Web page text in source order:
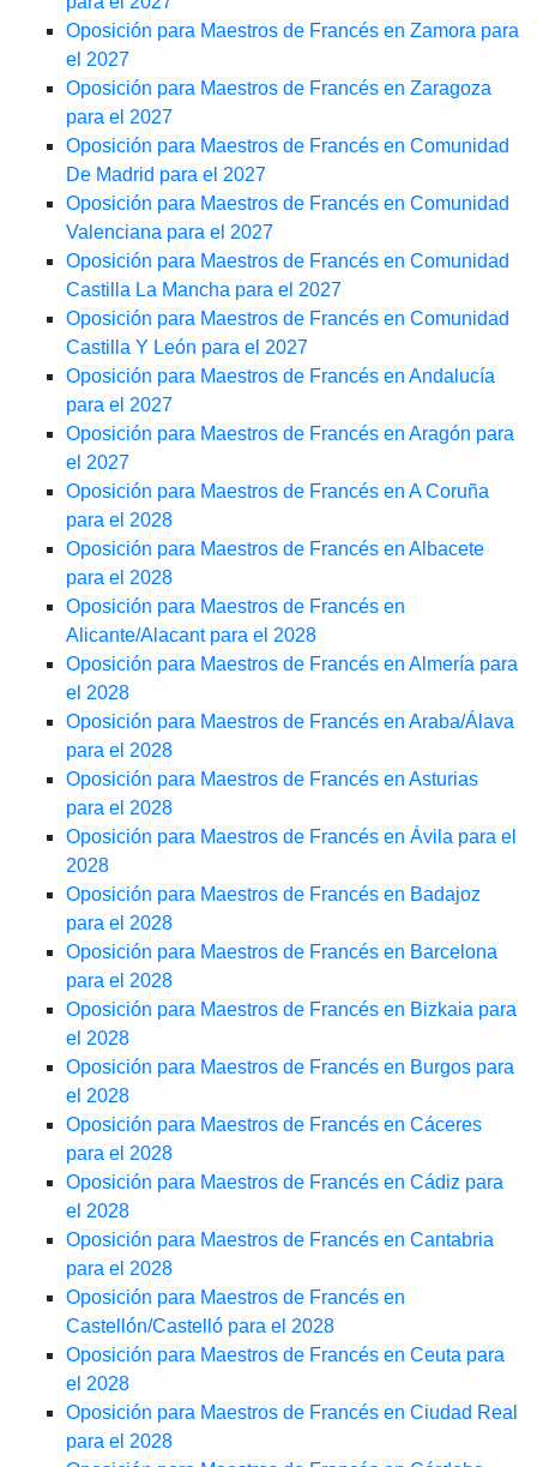
Oposición para Maestros de Francés en Zamora para
el 2027
Oposición para Maestros de Francés en Zaragoza
para el 2027
Oposición para Maestros de Francés en Comunidad
De Madrid para el 2027
Oposición para Maestros de Francés en Comunidad
Valenciana para el 2027
Oposición para Maestros de Francés en Comunidad
Castilla La Mancha para el 2027
Oposición para Maestros de Francés en Comunidad
Castilla Y León para el 2027
Oposición para Maestros de Francés en Andalucía
para el 2027
Oposición para Maestros de Francés en Aragón para
el 2027
Oposición para Maestros de Francés en A Coruña
para el 2028
Oposición para Maestros de Francés en Albacete
para el 2028
Oposición para Maestros de Francés en
Alicante/Alacant para el 2028
Oposición para Maestros de Francés en Almería para
el 2028
Oposición para Maestros de Francés en Araba/Álava
para el 2028
Oposición para Maestros de Francés en Asturias
para el 2028
Oposición para Maestros de Francés en Ávila para el
2028
Oposición para Maestros de Francés en Badajoz
para el 2028
Oposición para Maestros de Francés en Barcelona
para el 2028
Oposición para Maestros de Francés en Bizkaia para
el 2028
Oposición para Maestros de Francés en Burgos para
el 2028
Oposición para Maestros de Francés en Cáceres
para el 2028
Oposición para Maestros de Francés en Cádiz para
el 2028
Oposición para Maestros de Francés en Cantabria
para el 2028
Oposición para Maestros de Francés en
Castellón/Castelló para el 2028
Oposición para Maestros de Francés en Ceuta para
el 2028
Oposición para Maestros de Francés en Ciudad Real
para el 2028